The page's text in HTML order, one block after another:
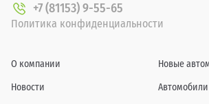
+7 (81153) 9-55-65
Политика конфиденциальности
О компании
Новости
Новые